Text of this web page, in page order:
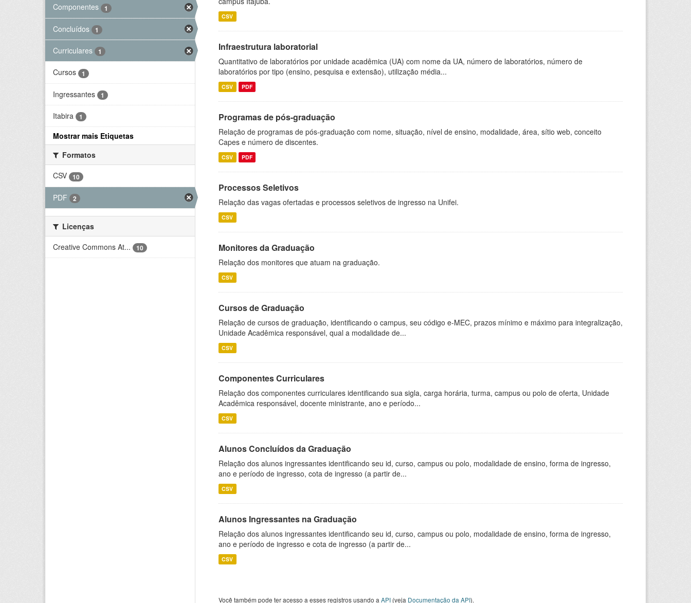
Componentes 1
Concluídos 1
Curriculares 1
Cursos 1
Ingressantes 1
Itabira 1
Mostrar mais Etiquetas
Formatos
CSV
10
PDF 2
Licenças
Creative Commons At...
10
CSV
Infraestrutura laboratorial
Quantitativo de laboratórios por unidade acadêmica (UA) com nome da UA, número de laboratórios, número de
laboratórios por tipo (ensino, pesquisa e extensão), utilização média...
CSV PDF
Programas de pós-graduação
Relação de programas de pós-graduação com nome, situação, nível de ensino, modalidade, área, sítio web, conceito
Capes e número de discentes.
CSV PDF
Processos Seletivos
Relação das vagas ofertadas e processos seletivos de ingresso na Unifei.
CSV
Monitores da Graduação
Relação dos monitores que atuam na graduação.
CSV
Cursos de Graduação
Relação de cursos de graduação, identificando o campus, seu código e-MEC, prazos mínimo e máximo para integralização,
Unidade Acadêmica responsável, qual a modalidade de...
CSV
Componentes Curriculares
Relação dos componentes curriculares identificando sua sigla, carga horária, turma, campus ou polo de oferta, Unidade
Acadêmica responsável, docente ministrante, ano e período...
CSV
Alunos Concluídos da Graduação
Relação dos alunos ingressantes identificando seu id, curso, campus ou polo, modalidade de ensino, forma de ingresso,
ano e período de ingresso, cota de ingresso (a partir de...
CSV
Alunos Ingressantes na Graduação
Relação dos alunos ingressantes identificando seu id, curso, campus ou polo, modalidade de ensino, forma de ingresso,
ano e período de ingresso e cota de ingresso (a partir de...
CSV
Você também pode ter acesso a esses registros usando a API (veja Documentação da API).